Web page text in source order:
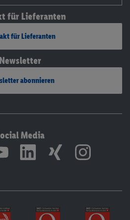
für Lieferanten
für Lieferanten
Newsletter
abonnieren
Media